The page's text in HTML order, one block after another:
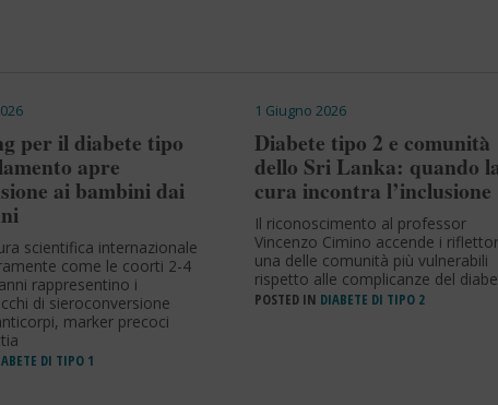
per il diabete tipo
apre
ai bambini dai
scientifica internazionale
come le coorti 2-4
rappresentino i
di sieroconversione
marker precoci
DI TIPO 1
1 Giugno 2026
Diabete tipo 2 e comunità
dello Sri Lanka: quando
cura incontra l’inclusione
Il riconoscimento al professor
Vincenzo Cimino accende i
una delle comunità più vulnerabili
rispetto alle complicanze del
POSTED IN DIABETE DI TIPO 2